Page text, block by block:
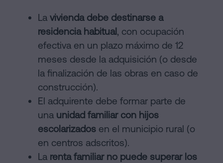
La vivienda debe destinarse a
residencia habitual, con ocupación
efectiva en un plazo máximo de 12
meses desde la adquisición (o desde
la finalización de las obras en caso de
construcción).
El adquirente debe formar parte de
una unidad familiar con hijos
escolarizados en el municipio rural (o
en centros adscritos).
La renta familiar no puede superar los